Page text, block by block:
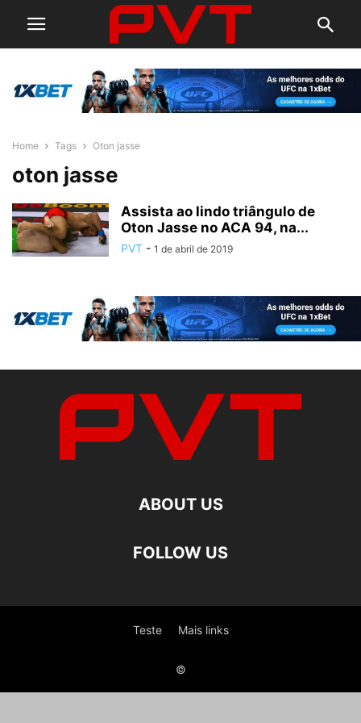
Home Tags Oton jasse
oton jasse
Assista ao lindo triângulo de
Oton Jasse no ACA 94, na...
PVT - 1 de abril de 2019
ABOUT US
FOLLOW US
Teste Mais links
©